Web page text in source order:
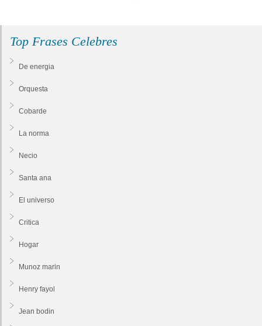
Top Frases Celebres
De energia
Orquesta
Cobarde
La norma
Necio
Santa ana
El universo
Critica
Hogar
Munoz marin
Henry fayol
Jean bodin